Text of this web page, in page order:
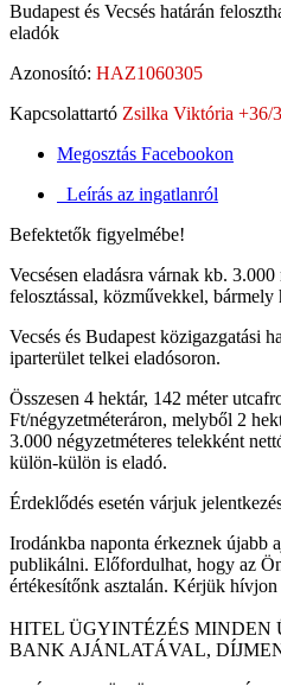
Budapest és Vecsés határán
eladók
Azonosító: HAZ1060305
Kapcsolattartó Zsilka Viktória +36/
Megosztás Facebookon
Leírás az ingatlanról
Befektetők figyelmébe!
Vecsésen eladásra várnak kb.
felosztással, közművekkel, bármely
Vecsés és Budapest közigazgatási
iparterület telkei eladósoron.
Összesen 4 hektár, 142 méter
Ft/négyzetméteráron, melyből 2
3.000 négyzetméteres telekként
külön-külön is eladó.
Érdeklődés esetén várjuk
Irodánkba naponta érkeznek újabb
publikálni. Előfordulhat, hogy az
értékesítőnk asztalán. Kérjük
HITEL ÜGYINTÉZÉS MINDEN
BANK AJÁNLATÁVAL,